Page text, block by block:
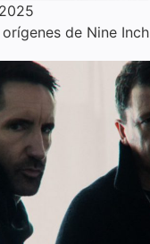
de Nine